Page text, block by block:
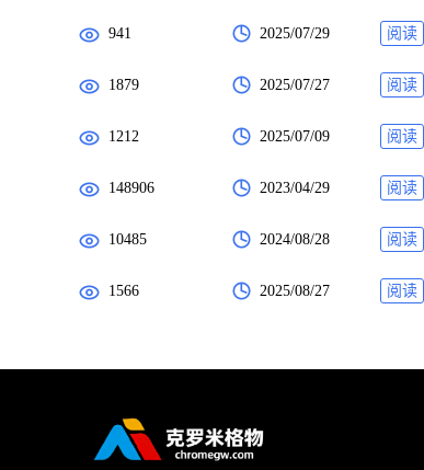
941 2025/07/29 阅读
1879 2025/07/27 阅读
1212 2025/07/09 阅读
148906 2023/04/29 阅读
10485 2024/08/28 阅读
1566 2025/08/27 阅读